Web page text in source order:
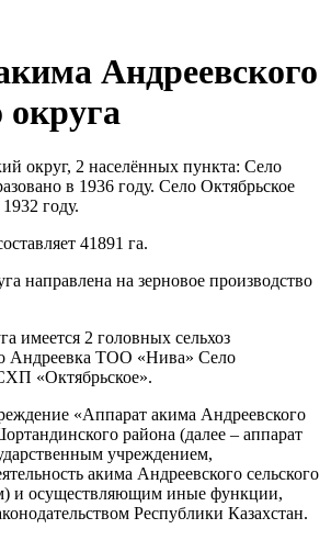
Андреевского
округа
округ, 2 населённых пункта: Село
в 1936 году. Село Октябрьское
году.
41891 га.
направлена на зерновое производство
имеется 2 головных сельхоз
Андреевка ТОО «Нива» Село
«Октябрьское».
«Аппарат акима Андреевского
района (далее – аппарат
учреждением,
акима Андреевского сельского
и осуществляющим иные функции,
Республики Казахстан.